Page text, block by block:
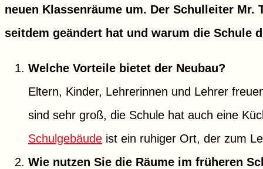
neuen Klassenräume um. Der Schulleiter Mr.
seitdem geändert hat und warum die Schule
Welche Vorteile bietet der Neubau?
Eltern, Kinder, Lehrerinnen und Lehrer
sind sehr groß, die Schule hat auch eine
Schulgebäude ist ein ruhiger Ort, der zum
Wie nutzen Sie die Räume im früheren